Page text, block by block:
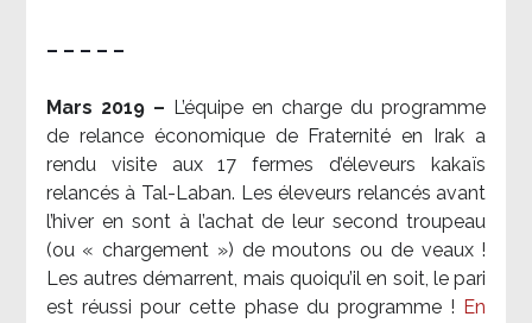
– – – – –
Mars 2019 – L’équipe en charge du programme
de relance économique de Fraternité en Irak a
rendu visite aux 17 fermes d’éleveurs kakaïs
relancés à Tal-Laban. Les éleveurs relancés avant
l’hiver en sont à l’achat de leur second troupeau
(ou « chargement ») de moutons ou de veaux !
Les autres démarrent, mais quoiqu’il en soit, le pari
est réussi pour cette phase du programme ! En